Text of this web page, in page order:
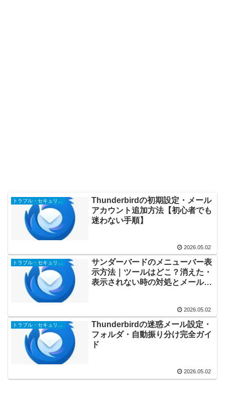
Thunderbirdの初期設定・メール
アカウント追加方法【初心者でも
迷わない手順】
2026.05.02
トラブル・セキュリティ対策
サンダーバードのメニューバー表
示方法｜ツールはどこ？消えた・
表示されない時の対処とメール振
2026.05.02
Thunderbirdの迷惑メール設定・
フォルダ・自動振り分け完全ガイ
ド
2026.05.02